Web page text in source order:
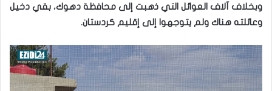
وبخلاف آلاف العوائل التي ذهبت إلى محافظة دهوك، بقي دخيل
وعائلته هناك ولم يتوجهوا إلى إقليم كردستان.